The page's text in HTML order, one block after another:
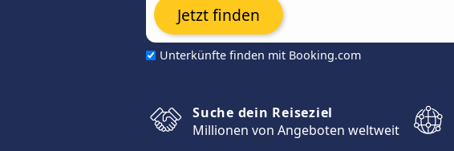
Unterkünfte finden mit Booking.com
Jetzt finden
Suche dein Reiseziel
Millionen von Angeboten weltweit